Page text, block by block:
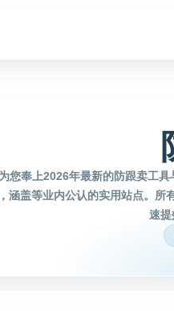
您奉上2026年最新的防跟卖工
涵盖等业内公认的实用站点。
速提